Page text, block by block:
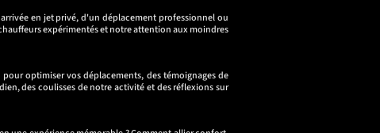
en jet privé, d'un déplacement professionnel ou
expérimentés et notre attention aux moindres
optimiser vos déplacements, des témoignages de
des coulisses de notre activité et des réflexions sur